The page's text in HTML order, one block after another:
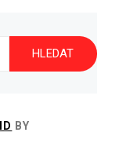
BY